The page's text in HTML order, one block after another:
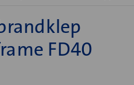
FD40